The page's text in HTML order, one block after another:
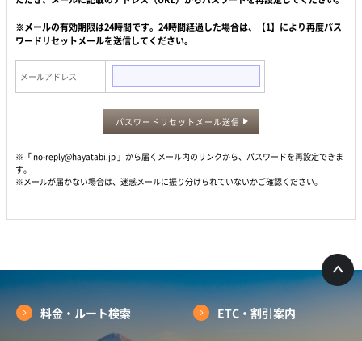
※メールの有効期限は24時間です。24時間経過した場合は、【1】により再度パス
ワードリセットメールを送信してください。
メールアドレス
パスワードリセットメール送信
※「 no-reply@hayatabi.jp 」から届くメール内のリンクから、パスワードを再設定できま
す。
※メールが届かない場合は、迷惑メールに振り分けられていないかご確認ください。
料金・ルート検索 ETC・割引案内